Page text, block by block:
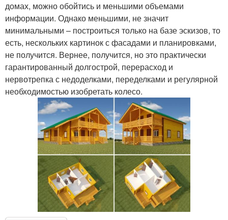
домах, можно обойтись и меньшими объемами
информации. Однако меньшими, не значит
минимальными – построиться только на базе эскизов, то
есть, нескольких картинок с фасадами и планировками,
не получится. Вернее, получится, но это практически
гарантированный долгострой, перерасход и
нервотрепка с недоделками, переделками и регулярной
необходимостью изобретать колесо.